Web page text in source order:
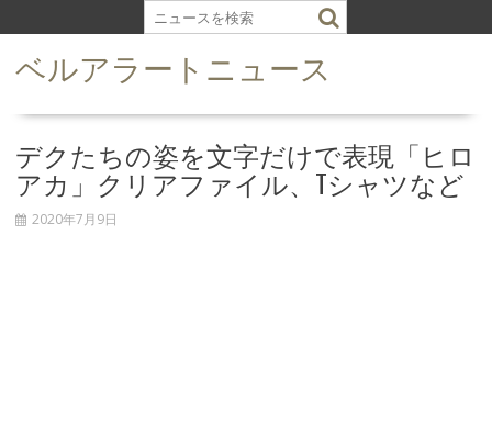
k
ベルアラートニュース
デクたちの姿を文字だけで表現「ヒロ
アカ」クリアファイル、Tシャツなど
2020年7月9日